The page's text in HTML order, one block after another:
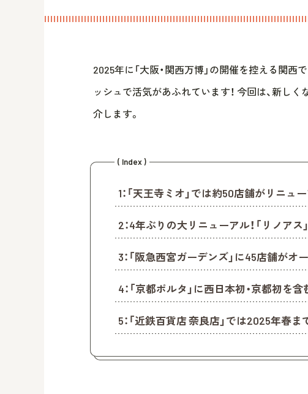
2025年に「大阪・関西万博」の開催を控える関
ッシュで活気があふれています！ 今回は、新し
介します。
( Index )
1：「天王寺ミオ」では約50店舗がリニュー
2：4年ぶりの大リニューアル！「リノアス」
3：「阪急西宮ガーデンズ」に45店舗がオー
4：「京都ポルタ」に西日本初・京都初を含
5：「近鉄百貨店 奈良店」では2025年春ま